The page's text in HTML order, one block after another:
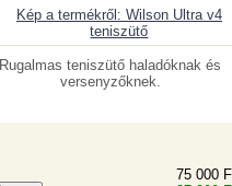
Rugalmas teniszütő haladóknak és
versenyzőknek.
75 000